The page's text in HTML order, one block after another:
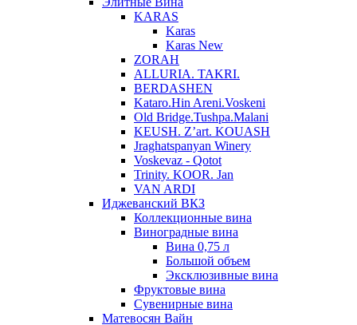
KARAS
Karas
Karas New
ZORAH
ALLURIA. TAKRI.
BERDASHEN
Kataro.Hin Areni.Voskeni
Old Bridge.Tushpa.Malani
KEUSH. Z’art. KOUASH
Jraghatspanyan Winery
Voskevaz - Qotot
Trinity. KOOR. Jan
VAN ARDI
Иджеванский ВКЗ
Коллекционные вина
Виноградные вина
Вина 0,75 л
Большой объем
Эксклюзивные вина
Фруктовые вина
Cувенирные вина
Матевосян Вайн